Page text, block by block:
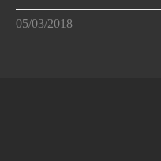
05/03/2018